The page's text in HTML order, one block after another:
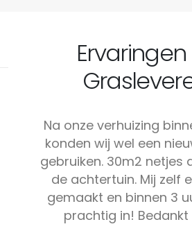
Na onze verhuizing
konden wij wel een
gebruiken. 30m2 netjes
de achtertuin. Mij zelf
gemaakt en binnen 3
prachtig in!